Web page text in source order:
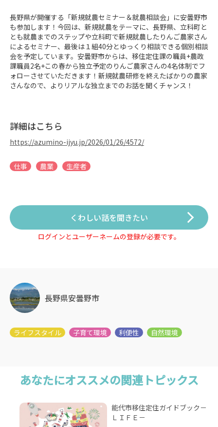
長野県が開催する「新規就農セミナー＆就農相談会」に安曇野市
も参加します！今回は、新規就農をテーマに、長野県、立科町と
とも就農までのステップや立科町で新規就農したりんご農家さん
によるセミナー、最後は１組40分とゆっくり相談できる個別相談
会を予定しています。安曇野市からは、移住定住課の職員+農政
課職員2名+この春から独立予定のりんご農家さんの4名体制でフ
ォローさせていただきます！新規就農研修を終えたばかりの農家
さんなので、よりリアルな独立までのお話を聞くチャンス！
詳細はこちら
https://azumino-ijyu.jp/2026/01/26/4572/
仕事 農業 生産者
くわしい話を聞きたい
ログインとユーザーネームの登録が必要です。
長野県安曇野市
あなたにオススメの関連トピックス
能代市移住定住ガイドブック－
ＬＩＦＥ－